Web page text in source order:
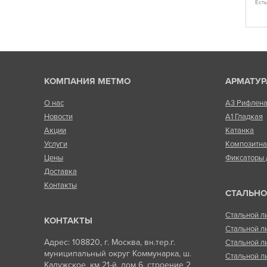
КОМПАНИЯ МЕТМО
О нас
Новости
Акции
Услуги
Цены
Доставка
Контакты
КОНТАКТЫ
Адрес: 108820, г. Москва, вн.тер.г.
муниципальный округ Коммунарка, ш.
Калужское, км 21-й, дом 6, строение 2
А3
А1 Гладкая
Катанка
Фиксаторы
Стальной
Стальной
Стальной
Стальной